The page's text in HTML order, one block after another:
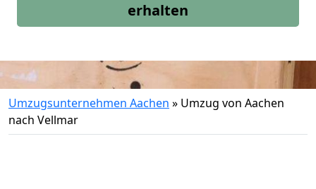
erhalten
Umzugsunternehmen Aachen » Umzug von Aachen
nach Vellmar